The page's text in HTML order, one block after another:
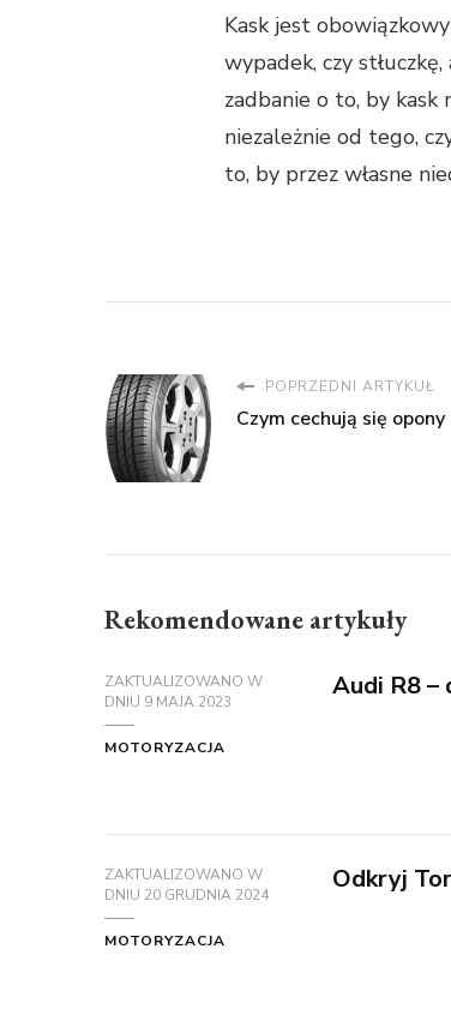
Kask jest
wypadek, czy
zadbanie o to, by kask
niezależnie od tego,
to, by przez własne
POPRZEDNI ARTYKUŁ
Czym cechują się
Rekomendowane artykuły
ZAKTUALIZOWANO W
DNIU 9 MAJA 2023
MOTORYZACJA
Audi R8 –
ZAKTUALIZOWANO W
DNIU 20 GRUDNIA 2024
MOTORYZACJA
Odkryj